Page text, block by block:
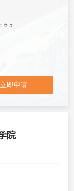
6.5
立即申请
院